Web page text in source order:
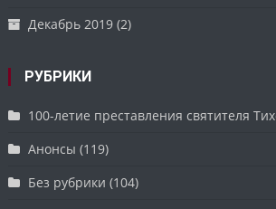
Декабрь 2019 (2)
РУБРИКИ
100-летие преставления святителя
Анонсы (119)
Без рубрики (104)